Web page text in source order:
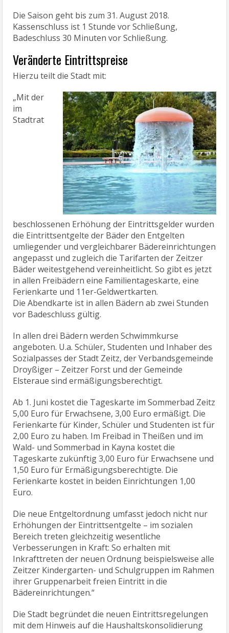
Die Saison geht bis zum 31. August 2018.
Kassenschluss ist 1 Stunde vor Schließung,
Badeschluss 30 Minuten vor Schließung.
Veränderte Eintrittspreise
Hierzu teilt die Stadt mit:
„Mit der
im
Stadtrat
beschlossenen Erhöhung der Eintrittsgelder wurden
die Eintrittsentgelte der Bäder den Entgelten
umliegender und vergleichbarer Bädereinrichtungen
angepasst und zugleich die Tarifarten der Zeitzer
Bäder weitestgehend vereinheitlicht. So gibt es jetzt
in allen Freibädern eine Familientageskarte, eine
Ferienkarte und 11er-Geldwertkarten.
Die Abendkarte ist in allen Bädern ab zwei Stunden
vor Badeschluss gültig.
In allen drei Bädern werden Schwimmkurse
angeboten. U.a. Schüler, Studenten und Inhaber des
Sozialpasses der Stadt Zeitz, der Verbandsgemeinde
Droyßiger – Zeitzer Forst und der Gemeinde
Elsteraue sind ermäßigungsberechtigt.
Ab 1. Juni kostet die Tageskarte im Sommerbad Zeitz
5,00 Euro für Erwachsene, 3,00 Euro ermäßigt. Die
Ferienkarte für Kinder, Schüler und Studenten ist für
2,00 Euro zu haben. Im Freibad in Theißen und im
Wald- und Sommerbad in Kayna kostet die
Tageskarte zukünftig 3,00 Euro für Erwachsene und
1,50 Euro für Ermäßigungsberechtigte. Die
Ferienkarte kostet in beiden Einrichtungen 1,00
Euro.
Die neue Entgeltordnung umfasst jedoch nicht nur
Erhöhungen der Eintrittsentgelte – im sozialen
Bereich treten gleichzeitig wesentliche
Verbesserungen in Kraft: So erhalten mit
Inkrafttreten der neuen Ordnung beispielsweise alle
Zeitzer Kindergarten- und Schulgruppen im Rahmen
ihrer Gruppenarbeit freien Eintritt in die
Bädereinrichtungen.“
Die Stadt begründet die neuen Eintrittsregelungen
mit dem Hinweis auf die Haushaltskonsolidierung